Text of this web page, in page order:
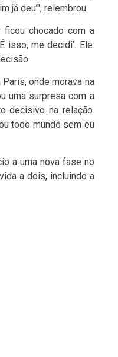
já deu’", relembrou.
ficou chocado com a
isso, me decidi’. Ele:
onde morava na
uma surpresa com a
decisivo na relação.
todo mundo sem eu
a uma nova fase no
a dois, incluindo a